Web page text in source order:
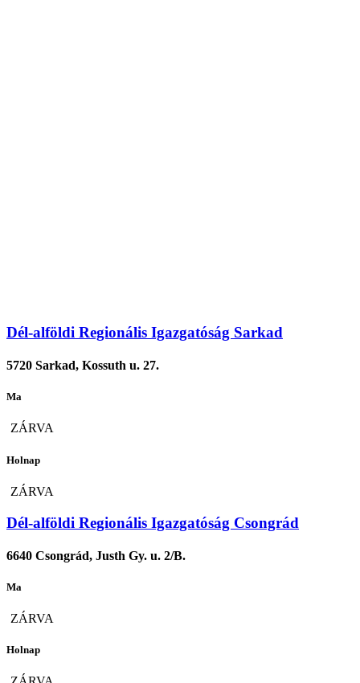
Dél-alföldi Regionális Igazgatóság Sarkad
5720 Sarkad, Kossuth u. 27.
Ma
ZÁRVA
Holnap
ZÁRVA
Dél-alföldi Regionális Igazgatóság Csongrád
6640 Csongrád, Justh Gy. u. 2/B.
Ma
ZÁRVA
Holnap